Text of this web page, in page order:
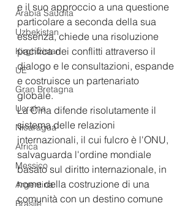
Arabia Saudita
Uzbekistan
Kirghizistan
UE
Gran Bretagna
Ucraina
Nicaragua
Africa
Messico
Argentina
Brasile
e il suo approccio a una questione
particolare a seconda della sua
essenza, chiede una risoluzione
pacifica dei conflitti attraverso il
dialogo e le consultazioni, espande
e costruisce un partenariato
globale.
La Cina difende risolutamente il
sistema delle relazioni
internazionali, il cui fulcro è l'ONU,
salvaguarda l'ordine mondiale
basato sul diritto internazionale, in
nome della costruzione di una
comunità con un destino comune